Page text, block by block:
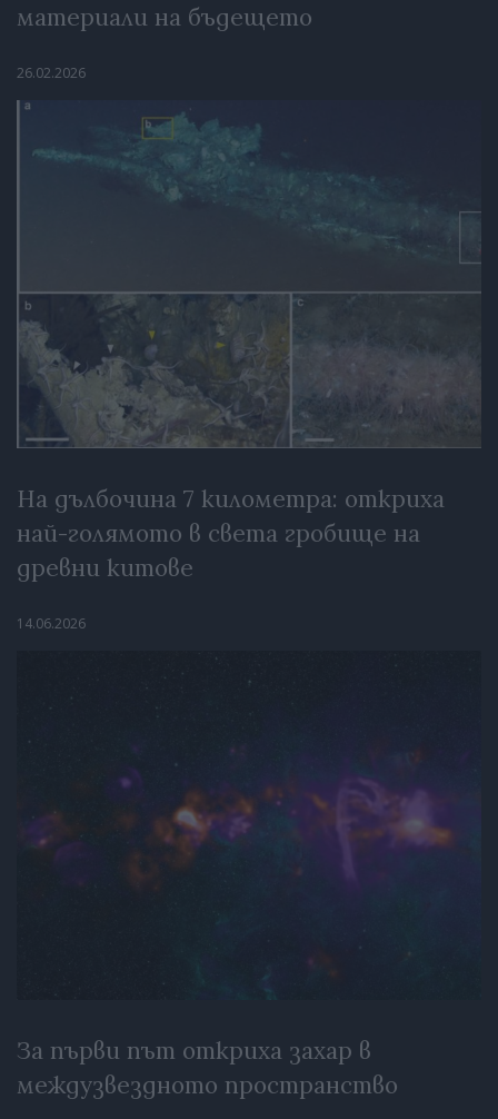
материали на бъдещето
26.02.2026
На дълбочина 7 километра: откриха
най-голямото в света гробище на
древни китове
14.06.2026
За първи път откриха захар в
междузвездното пространство